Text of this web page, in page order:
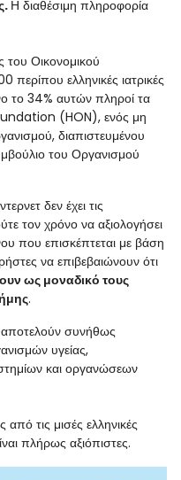
Η διαθέσιμη πληροφορία
του Οικονομικού
ελληνικές ιατρικές
το 34% αυτών πληροί τα
(HON), ενός μη
διαπιστευμένου
του Οργανισμού
δεν έχει τις
τον χρόνο να αξιολογήσει
που επισκέπτεται με βάση
να επιβεβαιώνουν ότι
ως μοναδικό τους
.
αποτελούν συνήθως
υγείας,
και οργανώσεων
τις μισές ελληνικές
πλήρως αξιόπιστες.